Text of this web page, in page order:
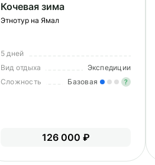
Кочевая зима
Этнотур на Ямал
5 дней
Вид отдыха
Экспедиции
Сложность
Базовая ?
126 000 ₽